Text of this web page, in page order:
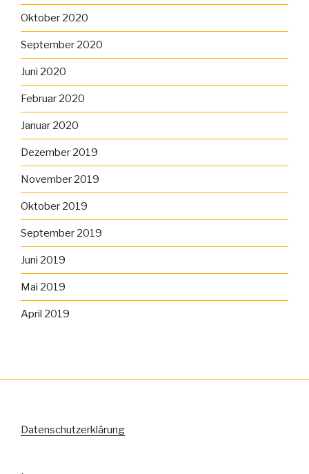
Oktober 2020
September 2020
Juni 2020
Februar 2020
Januar 2020
Dezember 2019
November 2019
Oktober 2019
September 2019
Juni 2019
Mai 2019
April 2019
Datenschutzerklärung